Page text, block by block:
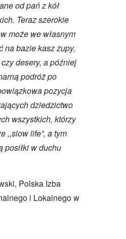
od pań z kół
Teraz szerokie
może we własnym
na bazie kasz zupy,
desery, a później
podróż po
pozycja
dziedzictwo
wszystkich, którzy
,,slow life”, a tym
posiłki w duchu
Polska Izba
i Lokalnego w